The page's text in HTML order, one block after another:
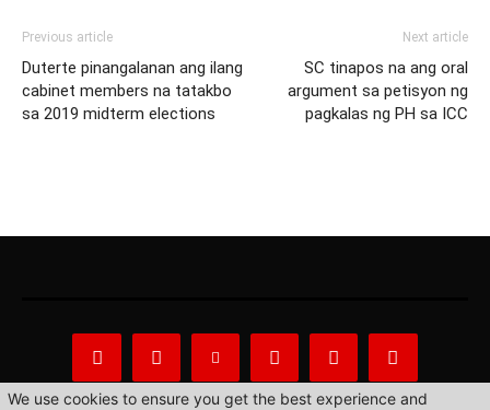
Previous article
Duterte pinangalanan ang ilang
cabinet members na tatakbo
sa 2019 midterm elections
Next article
SC tinapos na ang oral
argument sa petisyon ng
pagkalas ng PH sa ICC
We use cookies to ensure you get the best experience and